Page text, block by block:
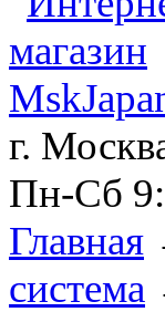
г.
Пн-Сб
Главная
система